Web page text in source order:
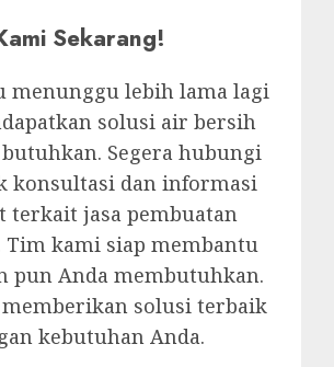
Sekarang!
menunggu lebih lama lagi
solusi air bersih
Segera hubungi
konsultasi dan informasi
terkait jasa pembuatan
Tim kami siap membantu
pun Anda membutuhkan.
solusi terbaik
kebutuhan Anda.